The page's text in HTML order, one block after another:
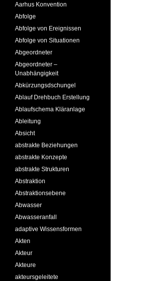
Aarhus Konvention
Abfolge
Abfolge von Ereignissen
Abfolge von Situationen
Abgeordneter
Abgeordneter –
Unabhängigkeit
Abkürzungsdschungel
Ablauf Drehbuch Erstellung
Ablaufschema Kläranlage
Ableitung
Absicht
abstrakte Beziehungen
abstrakte Konzepte
abstrakte Strukturen
Abstraktion
Abstraktionsebene
Abwasser
Abwasseranfall
adaptive Wissensformen
Akten
Akteur
Akteure
akteursgeleitete